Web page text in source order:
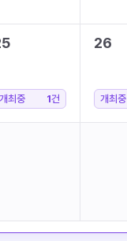
개최중 1건
26
개최중